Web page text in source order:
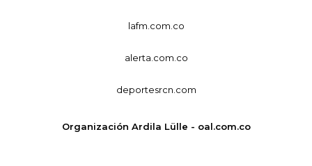
lafm.com.co
alerta.com.co
deportesrcn.com
Organización Ardila Lülle - oal.com.co